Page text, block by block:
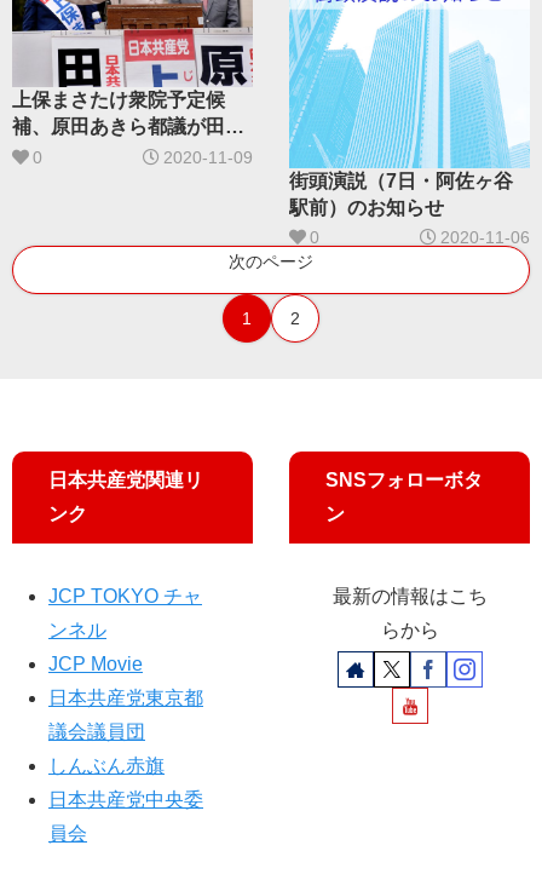
上保まさたけ衆院予定候
補、原田あきら都議が田村
副委員長とともに訴え
0 2020-11-09
街頭演説（7日・阿佐ヶ谷
駅前）のお知らせ
0
2020-11-06
次のページ
1 2
日本共産党関連リ
ンク
JCP TOKYO チャ
ンネル
JCP Movie
日本共産党東京都
議会議員団
しんぶん赤旗
日本共産党中央委
員会
SNSフォローボタ
ン
最新の情報はこち
らから